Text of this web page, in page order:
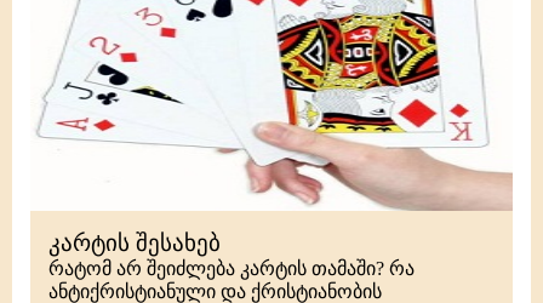
კარტის შესახებ
რატომ არ შეიძლება კარტის თამაში? რა
ანტიქრისტიანული და ქრისტიანობის